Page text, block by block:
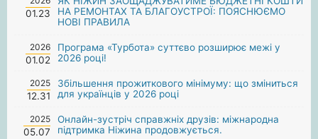
01.23
НА РЕМОНТАХ ТА БЛАГОУСТРОЇ: ПОЯСНЮЄМО
НОВІ ПРАВИЛА
2026
01.02
Програма «Турбота» суттєво розширює межі у
2026 році!
2025
12.31
Збільшення прожиткового мінімуму: що зміниться
для українців у 2026 році
2025
05.07
Онлайн-зустріч справжніх друзів: міжнародна
підтримка Ніжина продовжується.